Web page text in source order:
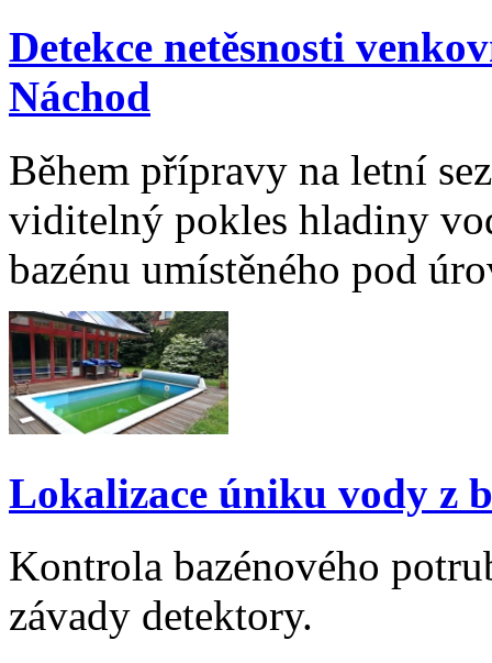
Detekce netěsnosti
Náchod
Během přípravy na letní
viditelný pokles hladiny
bazénu umístěného pod
Lokalizace úniku vody z
Kontrola bazénového
závady detektory.